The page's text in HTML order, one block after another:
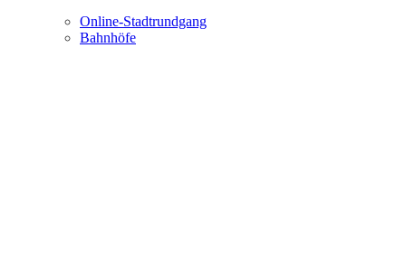
Online-Stadtrundgang
Bahnhöfe